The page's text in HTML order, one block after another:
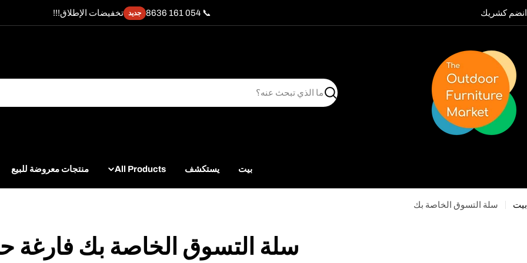
انضم كشريك 📞 054 161 8636 جديد تخفيضات الإطلاق!!!
يبحث
بيت يستكشف All Products منتجات معروضة للبيع
بيت سلة التسوق الخاصة بك
سلة التسوق الخاصة بك فارغة